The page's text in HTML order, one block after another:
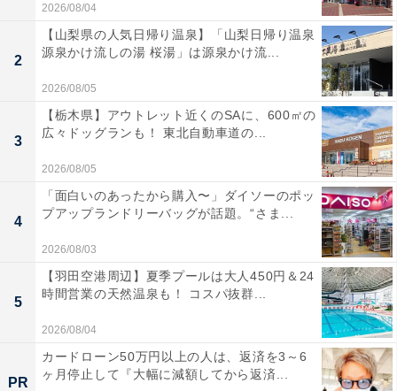
2026/08/04
2
【山梨県の人気日帰り温泉】「山梨日帰り温泉
源泉かけ流しの湯 桜湯」は源泉かけ流...
2026/08/05
3
【栃木県】アウトレット近くのSAに、600㎡の
広々ドッグランも！ 東北自動車道の...
2026/08/05
4
「面白いのあったから購入〜」ダイソーのポッ
プアップランドリーバッグが話題。“さま...
2026/08/03
5
【羽田空港周辺】夏季プールは大人450円＆24
時間営業の天然温泉も！ コスパ抜群...
2026/08/04
PR
カードローン50万円以上の人は、返済を3～6
ヶ月停止して『大幅に減額してから返済...